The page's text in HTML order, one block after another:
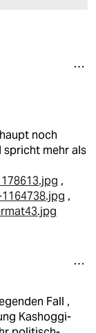
noch
spricht mehr als
,
,
Fall ,
Kashoggi-